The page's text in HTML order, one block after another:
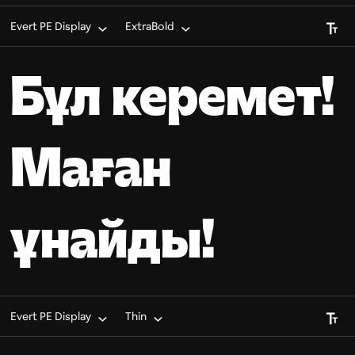
Evert PE Display ExtraBold Font
Бұл керемет!
Маған
ұнайды!
Evert PE Display Thin Font